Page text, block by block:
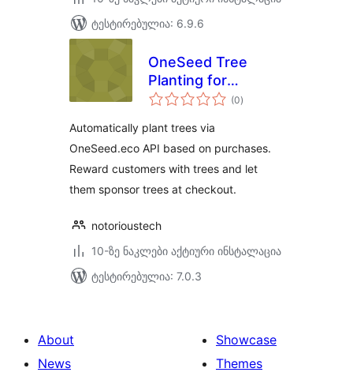
ტესტირებულია: 6.9.6
OneSeed Tree
Planting for
WooCommerce
(0საერთო
რეიტინგი
)
Automatically plant trees via
OneSeed.eco API based on purchases.
Reward customers with trees and let
them sponsor trees at checkout.
notorioustech
10-ზე ნაკლები აქტიური ინსტალაცია
ტესტირებულია: 7.0.3
About
News
Showcase
Themes